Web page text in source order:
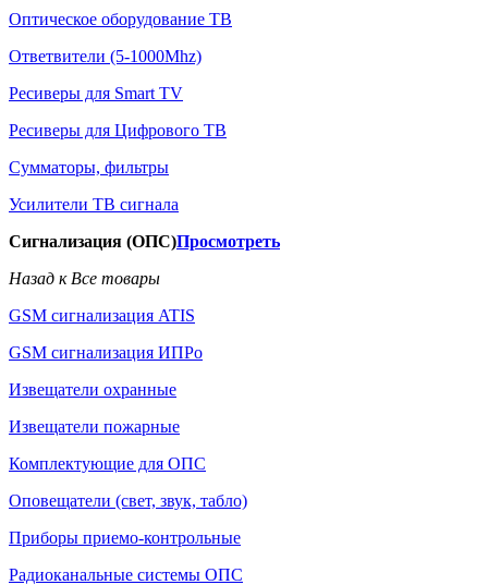
Оптическое оборудование ТВ
Ответвители (5-1000Mhz)
Ресиверы для Smart TV
Ресиверы для Цифрового ТВ
Сумматоры, фильтры
Усилители ТВ сигнала
Сигнализация (ОПС)Просмотреть
Назад к Все товары
GSM сигнализация ATIS
GSM сигнализация ИПРо
Извещатели охранные
Извещатели пожарные
Комплектующие для ОПС
Оповещатели (свет, звук, табло)
Приборы приемо-контрольные
Радиоканальные системы ОПС